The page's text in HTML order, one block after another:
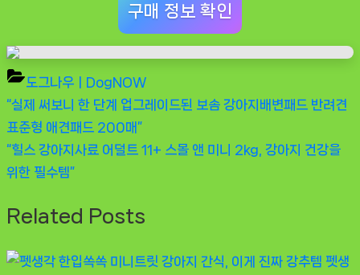
구매 정보 확인
도그나우ㅣDogNOW
글
탐
색
Previous
Post:
“실제 써보니 한 단계 업그레이드된 보솜 강아지배변패드 반려견
표준형 애견패드 200매”
Next
Post:
“힐스 강아지사료 어덜트 11+ 스몰 앤 미니 2kg, 강아지 건강을
위한 필수템”
Related Posts
펫생